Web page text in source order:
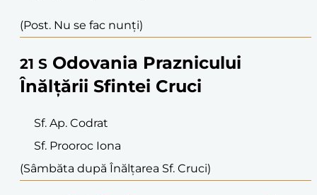
(Post. Nu se fac nunți)
21 S Odovania Praznicului
Înălțării Sfintei Cruci
Sf. Ap. Codrat
Sf. Prooroc Iona
(Sâmbăta după Înălțarea Sf. Cruci)